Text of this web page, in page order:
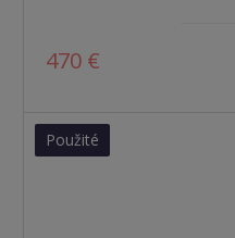
470 €
Použité